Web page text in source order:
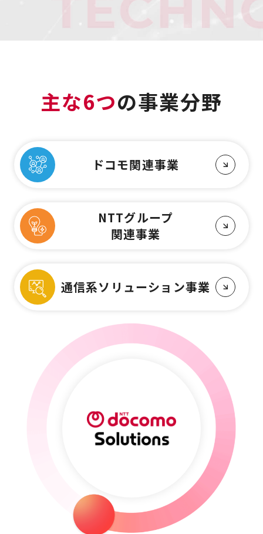
主な6つの事業分野
ドコモ関連事業
NTTグループ
関連事業
通信系ソリューション事業